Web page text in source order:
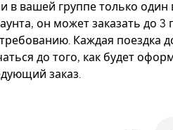
в вашей группе только один
он может заказать до 3
Каждая поездка
до того, как будет
заказ.